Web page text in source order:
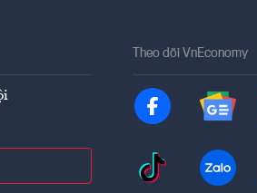
Theo dõi VnEconomy